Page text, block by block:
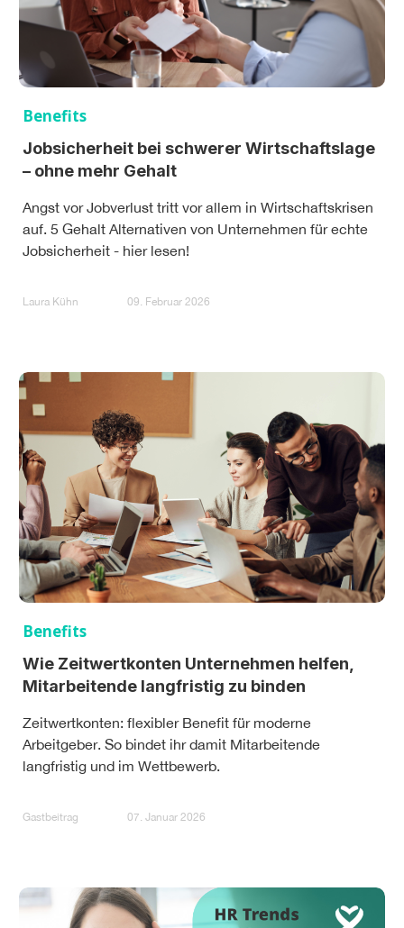
Benefits
Jobsicherheit bei schwerer Wirtschaftslage
– ohne mehr Gehalt
Angst vor Jobverlust tritt vor allem in Wirtschaftskrisen
auf. 5 Gehalt Alternativen von Unternehmen für echte
Jobsicherheit - hier lesen!
Laura Kühn 09. Februar 2026
Benefits
Wie Zeitwertkonten Unternehmen helfen,
Mitarbeitende langfristig zu binden
Zeitwertkonten: flexibler Benefit für moderne
Arbeitgeber. So bindet ihr damit Mitarbeitende
langfristig und im Wettbewerb.
Gastbeitrag 07. Januar 2026